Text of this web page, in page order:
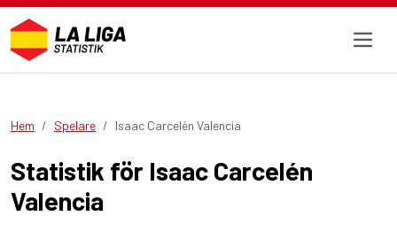
Hem Spelare Isaac Carcelén Valencia
Statistik för Isaac Carcelén
Valencia